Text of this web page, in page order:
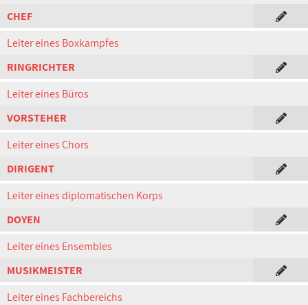
CHEF
Leiter eines Boxkampfes
RINGRICHTER
Leiter eines Büros
VORSTEHER
Leiter eines Chors
DIRIGENT
Leiter eines diplomatischen Korps
DOYEN
Leiter eines Ensembles
MUSIKMEISTER
Leiter eines Fachbereichs